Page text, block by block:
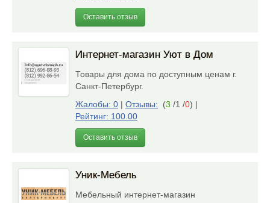
Оставить отзыв
Интернет-магазин Уют в Дом
Товары для дома по доступным ценам г.
Санкт-Петербург.
Жалобы: 0 | Отзывы: (3 /1 /0) |
Рейтинг: 100.00
Оставить отзыв
Уник-Мебель
Мебельный интернет-магазин